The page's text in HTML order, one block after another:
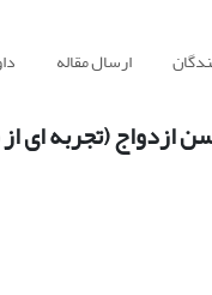
ارسال مقاله
(تجربه ای از